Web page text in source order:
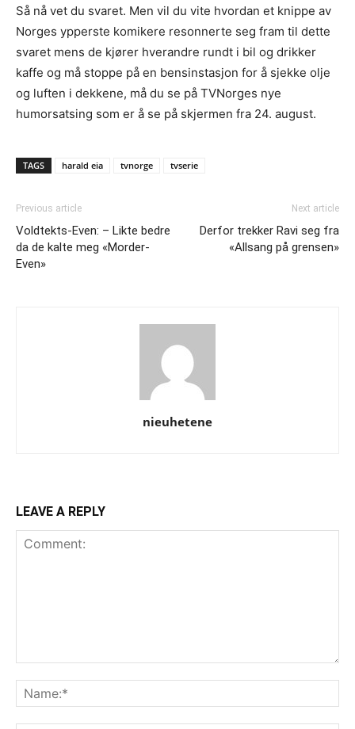
Så nå vet du svaret. Men vil du vite hvordan et knippe av
Norges ypperste komikere resonnerte seg fram til dette
svaret mens de kjører hverandre rundt i bil og drikker
kaffe og må stoppe på en bensinstasjon for å sjekke olje
og luften i dekkene, må du se på TVNorges nye
humorsatsing som er å se på skjermen fra 24. august.
TAGS harald eia tvnorge tvserie
Previous article
Voldtekts-Even: – Likte bedre
da de kalte meg «Morder-
Even»
Next article
Derfor trekker Ravi seg fra
«Allsang på grensen»
nieuhetene
LEAVE A REPLY